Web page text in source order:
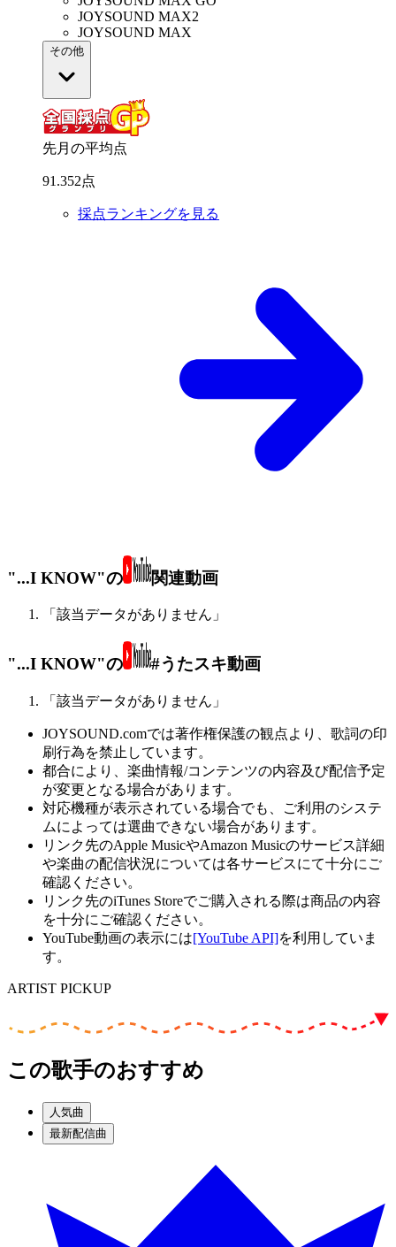
JOYSOUND MAX2
JOYSOUND MAX
その他
先月の平均点
91 .352点
採点ランキングを見る
"...I KNOW"の 関連動画
「該当データがありません」
"...I KNOW"の #うたスキ動画
「該当データがありません」
JOYSOUND.comでは著作権保護の観点より、歌詞の印
刷行為を禁止しています。
都合により、楽曲情報/コンテンツの内容及び配信予定
が変更となる場合があります。
対応機種が表示されている場合でも、ご利用のシステ
ムによっては選曲できない場合があります。
リンク先のApple MusicやAmazon Musicのサービス詳細
や楽曲の配信状況については各サービスにて十分にご
確認ください。
リンク先のiTunes Storeでご購入される際は商品の内容
を十分にご確認ください。
YouTube動画の表示には[YouTube API]を利用していま
す。
ARTIST PICKUP
この歌手のおすすめ
人気曲
最新配信曲